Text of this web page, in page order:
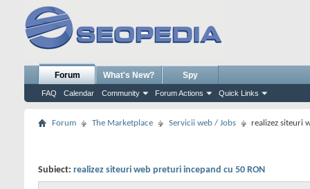
Forum
FAQ Calendar Community Forum Actions Quick Links
What's New? Spy
Forum The Marketplace Servicii web / Jobs realizez siteuri
Subiect: realizez siteuri web preturi incepand cu 50 RON